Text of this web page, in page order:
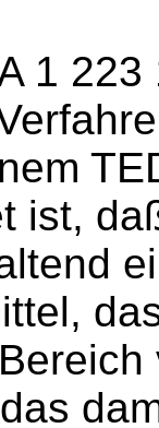
1 223
ist,